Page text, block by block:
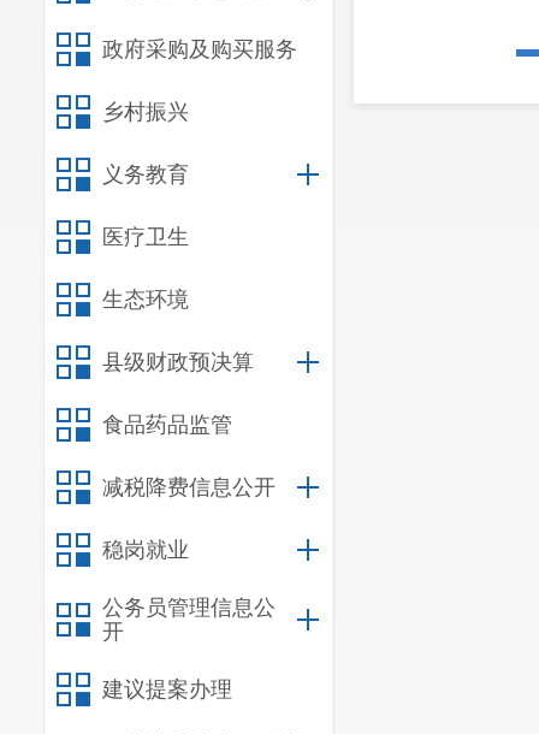
政府采购及购买服务
乡村振兴
义务教育
医疗卫生
生态环境
县级财政预决算
食品药品监管
减税降费信息公开
稳岗就业
公务员管理信息公
开
建议提案办理